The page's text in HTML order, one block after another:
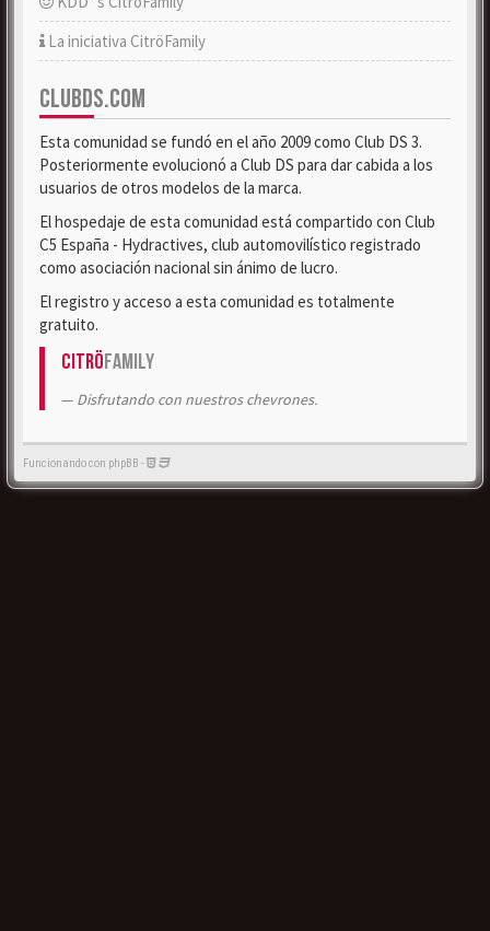
La iniciativa CitröFamily
CLUBDS.COM
Esta comunidad se fundó en el año 2009 como Club DS 3.
Posteriormente evolucionó a Club DS para dar cabida a los
usuarios de otros modelos de la marca.
El hospedaje de esta comunidad está compartido con Club
C5 España - Hydractives, club automovilístico registrado
como asociación nacional sin ánimo de lucro.
El registro y acceso a esta comunidad es totalmente
gratuito.
CitröFamily
Disfrutando con nuestros chevrones.
Funcionando con phpBB -